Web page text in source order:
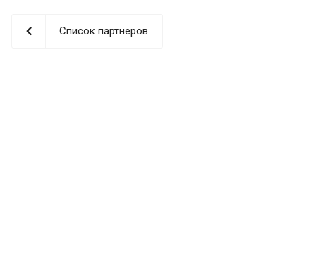
Список партнеров